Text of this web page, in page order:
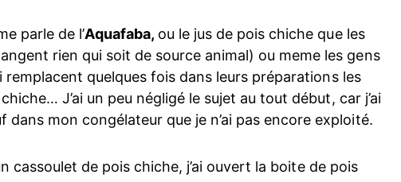
parle de l’Aquafaba, ou le jus de pois chiche que les
rien qui soit de source animal) ou meme les gens
remplacent quelques fois dans leurs préparations les
J’ai un peu négligé le sujet au tout début, car j’ai
dans mon congélateur que je n’ai pas encore exploité.
cassoulet de pois chiche, j’ai ouvert la boite de pois